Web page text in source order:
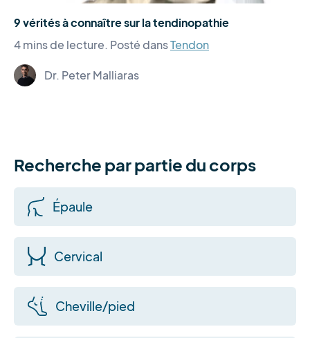
9 vérités à connaître sur la tendinopathie
4 mins de lecture. Posté dansTendon
Dr. Peter Malliaras
Recherche par partie du corps
Épaule
Cervical
Cheville/pied